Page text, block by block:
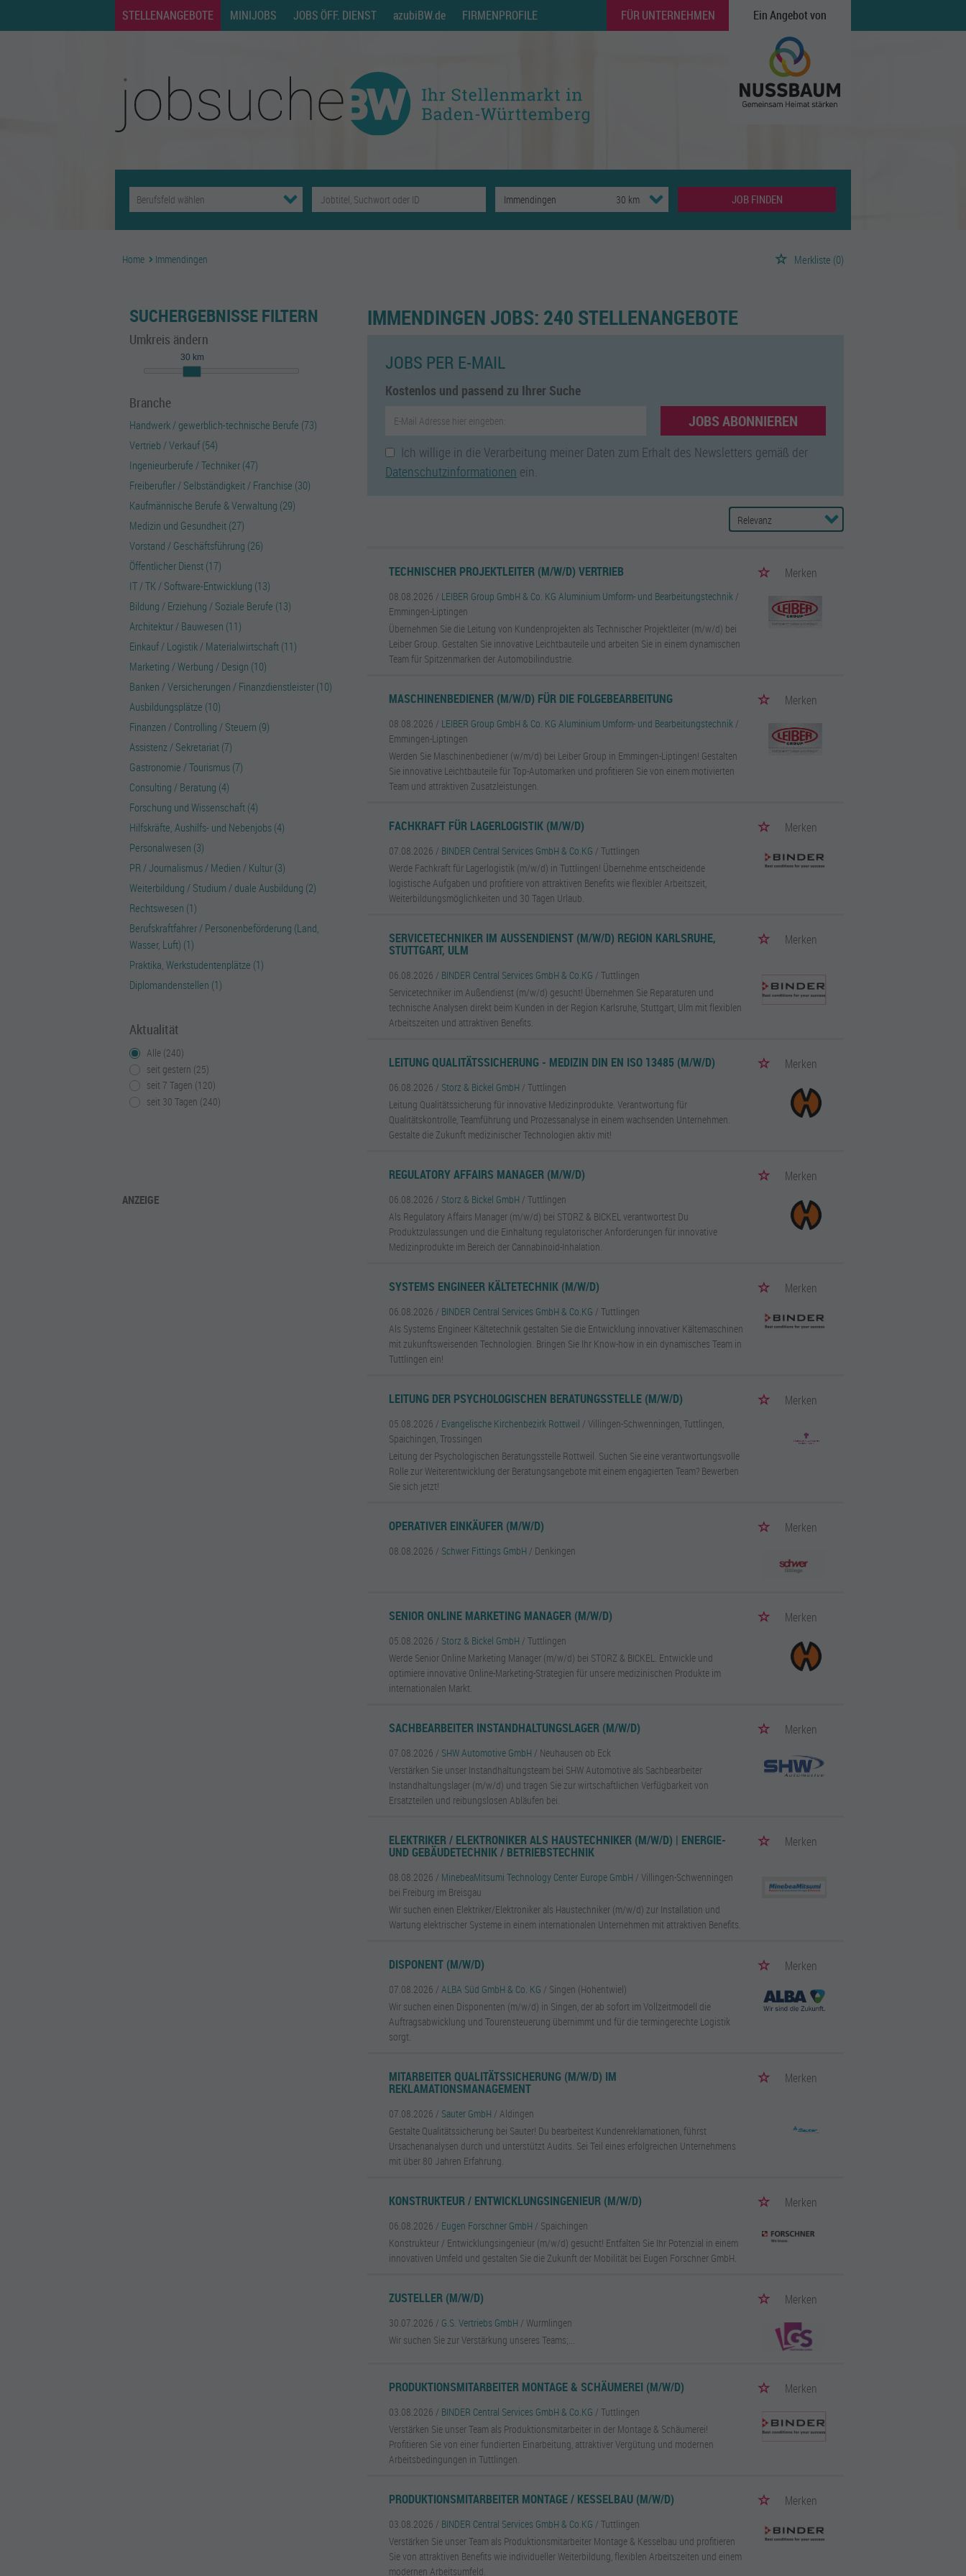
STELLENANGEBOTE MINIJOBS JOBS ÖFF. DIENST azubiBW.de FIRMENPROFILE FÜR UNTERNEHMEN Ein Angebot von
JOB FINDEN
Home Immendingen Merkliste (0)
SUCHERGEBNISSE FILTERN
Umkreis ändern
30 km
Branche
Handwerk / gewerblich-technische Berufe (73)
Vertrieb / Verkauf (54)
Ingenieurberufe / Techniker (47)
Freiberufler / Selbständigkeit / Franchise (30)
Kaufmännische Berufe & Verwaltung (29)
Medizin und Gesundheit (27)
Vorstand / Geschäftsführung (26)
Öffentlicher Dienst (17)
IT / TK / Software-Entwicklung (13)
Bildung / Erziehung / Soziale Berufe (13)
Architektur / Bauwesen (11)
Einkauf / Logistik / Materialwirtschaft (11)
Marketing / Werbung / Design (10)
Banken / Versicherungen / Finanzdienstleister (10)
Ausbildungsplätze (10)
Finanzen / Controlling / Steuern (9)
Assistenz / Sekretariat (7)
Gastronomie / Tourismus (7)
Consulting / Beratung (4)
Forschung und Wissenschaft (4)
Hilfskräfte, Aushilfs- und Nebenjobs (4)
Personalwesen (3)
PR / Journalismus / Medien / Kultur (3)
Weiterbildung / Studium / duale Ausbildung (2)
Rechtswesen (1)
Berufskraftfahrer / Personenbeförderung (Land,
Wasser, Luft) (1)
Praktika, Werkstudentenplätze (1)
Diplomandenstellen (1)
Aktualität
Alle (240)
seit gestern (25)
seit 7 Tagen (120)
seit 30 Tagen (240)
ANZEIGE
IMMENDINGEN JOBS: 240 STELLENANGEBOTE
JOBS PER E-MAIL
Kostenlos und passend zu Ihrer Suche
JOBS ABONNIEREN
Ich willige in die Verarbeitung meiner Daten zum Erhalt des Newsletters gemäß der
Datenschutzinformationen ein.
TECHNISCHER PROJEKTLEITER (M/W/D) VERTRIEB Merken
08.08.2026 / LEIBER Group GmbH & Co. KG Aluminium Umform- und Bearbeitungstechnik /
Emmingen-Liptingen
Übernehmen Sie die Leitung von Kundenprojekten als Technischer Projektleiter (m/w/d) bei
Leiber Group. Gestalten Sie innovative Leichtbauteile und arbeiten Sie in einem dynamischen
Team für Spitzenmarken der Automobilindustrie.
MASCHINENBEDIENER (M/W/D) FÜR DIE FOLGEBEARBEITUNG Merken
08.08.2026 / LEIBER Group GmbH & Co. KG Aluminium Umform- und Bearbeitungstechnik /
Emmingen-Liptingen
Werden Sie Maschinenbediener (w/m/d) bei Leiber Group in Emmingen-Liptingen! Gestalten
Sie innovative Leichtbauteile für Top-Automarken und profitieren Sie von einem motivierten
Team und attraktiven Zusatzleistungen.
FACHKRAFT FÜR LAGERLOGISTIK (M/W/D) Merken
07.08.2026 / BINDER Central Services GmbH & Co.KG / Tuttlingen
Werde Fachkraft für Lagerlogistik (m/w/d) in Tuttlingen! Übernehme entscheidende
logistische Aufgaben und profitiere von attraktiven Benefits wie flexibler Arbeitszeit,
Weiterbildungsmöglichkeiten und 30 Tagen Urlaub.
SERVICETECHNIKER IM AUSSENDIENST (M/W/D) REGION KARLSRUHE, S
TUTTGART, ULM
Merken
06.08.2026 / BINDER Central Services GmbH & Co.KG / Tuttlingen
Servicetechniker im Außendienst (m/w/d) gesucht! Übernehmen Sie Reparaturen und
technische Analysen direkt beim Kunden in der Region Karlsruhe, Stuttgart, Ulm mit flexiblen
Arbeitszeiten und attraktiven Benefits.
LEITUNG QUALITÄTSSICHERUNG - MEDIZIN DIN EN ISO 13485 (M/W/D) Merken
06.08.2026 / Storz & Bickel GmbH / Tuttlingen
Leitung Qualitätssicherung für innovative Medizinprodukte. Verantwortung für
Qualitätskontrolle, Teamführung und Prozessanalyse in einem wachsenden Unternehmen.
Gestalte die Zukunft medizinischer Technologien aktiv mit!
REGULATORY AFFAIRS MANAGER (M/W/D) Merken
06.08.2026 / Storz & Bickel GmbH / Tuttlingen
Als Regulatory Affairs Manager (m/w/d) bei STORZ & BICKEL verantwortest Du
Produktzulassungen und die Einhaltung regulatorischer Anforderungen für innovative
Medizinprodukte im Bereich der Cannabinoid-Inhalation.
SYSTEMS ENGINEER KÄLTETECHNIK (M/W/D) Merken
06.08.2026 / BINDER Central Services GmbH & Co.KG / Tuttlingen
Als Systems Engineer Kältetechnik gestalten Sie die Entwicklung innovativer Kältemaschinen
mit zukunftsweisenden Technologien. Bringen Sie Ihr Know-how in ein dynamisches Team in
Tuttlingen ein!
LEITUNG DER PSYCHOLOGISCHEN BERATUNGSSTELLE (M/W/D) Merken
05.08.2026 / Evangelische Kirchenbezirk Rottweil / Villingen-Schwenningen, Tuttlingen,
Spaichingen, Trossingen
Leitung der Psychologischen Beratungsstelle Rottweil. Suchen Sie eine verantwortungsvolle
Rolle zur Weiterentwicklung der Beratungsangebote mit einem engagierten Team? Bewerben
Sie sich jetzt!
OPERATIVER EINKÄUFER (M/W/D) Merken
08.08.2026 / Schwer Fittings GmbH / Denkingen
SENIOR ONLINE MARKETING MANAGER (M/W/D) Merken
05.08.2026 / Storz & Bickel GmbH / Tuttlingen
Werde Senior Online Marketing Manager (m/w/d) bei STORZ & BICKEL. Entwickle und
optimiere innovative Online-Marketing-Strategien für unsere medizinischen Produkte im
internationalen Markt.
SACHBEARBEITER INSTANDHALTUNGSLAGER (M/W/D) Merken
07.08.2026 / SHW Automotive GmbH / Neuhausen ob Eck
Verstärken Sie unser Instandhaltungsteam bei SHW Automotive als Sachbearbeiter
Instandhaltungslager (m/w/d) und tragen Sie zur wirtschaftlichen Verfügbarkeit von
Ersatzteilen und reibungslosen Abläufen bei.
ELEKTRIKER / ELEKTRONIKER ALS HAUSTECHNIKER (M/W/D) | ENERGIE-
UND GEBÄUDETECHNIK / BETRIEBSTECHNIK
Merken
08.08.2026 / MinebeaMitsumi Technology Center Europe GmbH / Villingen-Schwenningen
bei Freiburg im Breisgau
Wir suchen einen Elektriker/Elektroniker als Haustechniker (m/w/d) zur Installation und
Wartung elektrischer Systeme in einem internationalen Unternehmen mit attraktiven Benefits.
DISPONENT (M/W/D) Merken
07.08.2026 / ALBA Süd GmbH & Co. KG / Singen (Hohentwiel)
Wir suchen einen Disponenten (m/w/d) in Singen, der ab sofort im Vollzeitmodell die
Auftragsabwicklung und Tourensteuerung übernimmt und für die termingerechte Logistik
sorgt.
MITARBEITER QUALITÄTSSICHERUNG (M/W/D) IM
REKLAMATIONSMANAGEMENT
Merken
07.08.2026 / Sauter GmbH / Aldingen
Gestalte Qualitätssicherung bei Sauter! Du bearbeitest Kundenreklamationen, führst
Ursachenanalysen durch und unterstützt Audits. Sei Teil eines erfolgreichen Unternehmens
mit über 80 Jahren Erfahrung.
KONSTRUKTEUR / ENTWICKLUNGSINGENIEUR (M/W/D) Merken
06.08.2026 / Eugen Forschner GmbH / Spaichingen
Konstrukteur / Entwicklungsingenieur (m/w/d) gesucht! Entfalten Sie Ihr Potenzial in einem
innovativen Umfeld und gestalten Sie die Zukunft der Mobilität bei Eugen Forschner GmbH.
ZUSTELLER (M/W/D) Merken
30.07.2026 / G.S. Vertriebs GmbH / Wurmlingen
Wir suchen Sie zur Verstärkung unseres Teams;...
PRODUKTIONSMITARBEITER MONTAGE & SCHÄUMEREI (M/W/D) Merken
03.08.2026 / BINDER Central Services GmbH & Co.KG / Tuttlingen
Verstärken Sie unser Team als Produktionsmitarbeiter in der Montage & Schäumerei!
Profitieren Sie von einer fundierten Einarbeitung, attraktiver Vergütung und modernen
Arbeitsbedingungen in Tuttlingen.
PRODUKTIONSMITARBEITER MONTAGE / KESSELBAU (M/W/D) Merken
03.08.2026 / BINDER Central Services GmbH & Co.KG / Tuttlingen
Verstärken Sie unser Team als Produktionsmitarbeiter Montage & Kesselbau und profitieren
Sie von attraktiven Benefits wie individueller Weiterbildung, flexiblen Arbeitszeiten und einem
modernen Arbeitsumfeld.